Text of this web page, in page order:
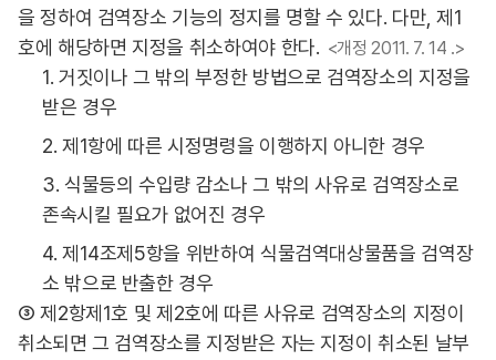
을 정하여 검역장소 기능의 정지를 명할 수 있다. 다만, 제1
호에 해당하면 지정을 취소하여야 한다. <개정 2011. 7. 14 .>
1. 거짓이나 그 밖의 부정한 방법으로 검역장소의 지정을
받은 경우
2. 제1항에 따른 시정명령을 이행하지 아니한 경우
3. 식물등의 수입량 감소나 그 밖의 사유로 검역장소로
존속시킬 필요가 없어진 경우
4. 제14조제5항을 위반하여 식물검역대상물품을 검역장
소 밖으로 반출한 경우
③ 제2항제1호 및 제2호에 따른 사유로 검역장소의 지정이
취소되면 그 검역장소를 지정받은 자는 지정이 취소된 날부